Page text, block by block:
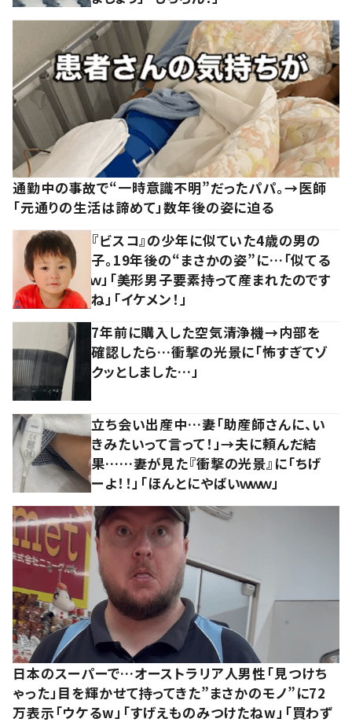
通勤中の事故で“一時意識不明”だったパパ。→医師
「元通りの生活は諦めて」数年後の姿に迫る
『ビスコ』の少年に似ていた4歳の男の
子。19年後の“まさかの姿”に…「似てる
ｗ」「美形男子要素持って産まれたのです
ね」「イケメン！」
7年前に購入した空気清浄機→内部を
確認したら…衝撃の光景に「怖すぎてゾ
クッとしました…」
立ち会い出産中…妻「助産師さんに、い
きみたいって言って！」→夫に頼んだ結
果……妻が見た『衝撃の光景』に「ちげ
ーよ！！」「ほんとにやばいｗｗｗ」
日本のスーパーで…オーストラリア人男性「見つけち
ゃった」目を輝かせて持ってきた”まさかのモノ”に72
万表示「ウケるw」「すげえものみつけたねw」「買わず